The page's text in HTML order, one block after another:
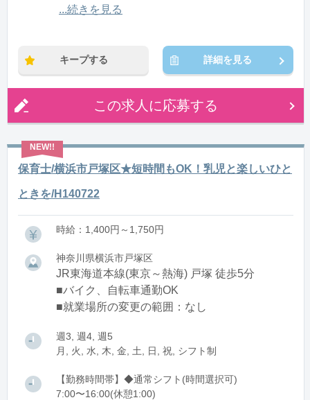
12:00〜21:00(休憩1:00)
...続きを見る
キープする 詳細を見る
この求人に応募する
保育士/横浜市戸塚区★短時間もOK！乳児と楽しいひと
ときを/H140722
時給：1,400円～1,750円
神奈川県横浜市戸塚区
JR東海道本線(東京～熱海) 戸塚 徒歩5分
■バイク、自転車通勤OK
■就業場所の変更の範囲：なし
週3, 週4, 週5
月, 火, 水, 木, 金, 土, 日, 祝, シフト制
【勤務時間帯】◆通常シフト(時間選択可)
7:00〜16:00(休憩1:00)